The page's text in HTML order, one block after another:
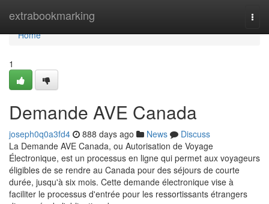
extrabookmarking
Home
Home
1
Demande AVE Canada
joseph0q0a3fd4 888 days ago News
Discuss
La Demande AVE Canada, ou Autorisation de Voyage
Électronique, est un processus en ligne qui permet aux voyageurs
éligibles de se rendre au Canada pour des séjours de courte
durée, jusqu'à six mois. Cette demande électronique vise à
faciliter le processus d'entrée pour les ressortissants étrangers